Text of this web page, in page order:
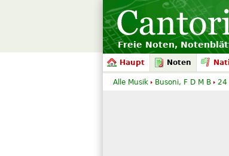
Freie Noten,
Haupt Noten
Alle Musik Busoni, F D M B 24